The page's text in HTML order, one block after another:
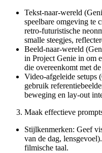
Tekst-naar-wereld
speelbare omgeving te
retro-futuristische
smalle steegjes,
Beeld-naar-wereld
in Project Genie in om
die overeenkomt met
Video-afgeleide setups
gebruik
beweging en lay-out
Maak effectieve
Stijlkenmerken: Geef
van de dag,
filmische taal.